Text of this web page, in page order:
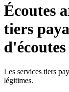
Écoutes
tiers
d'écoutes
Les services tiers
légitimes.